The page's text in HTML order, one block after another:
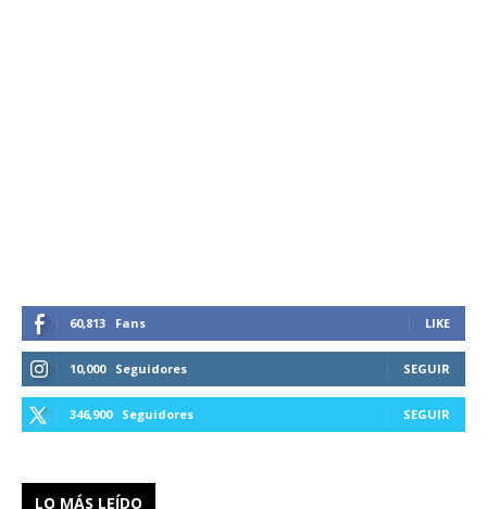
60,813 Fans LIKE
10,000 Seguidores SEGUIR
346,900 Seguidores SEGUIR
LO MÁS LEÍDO